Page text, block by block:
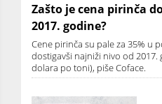
Zašto je cena pirinča
2017. godine?
Cene pirinča su pale za 35% u
dostigavši najniži nivo od 2017.
dolara po toni), piše Coface.